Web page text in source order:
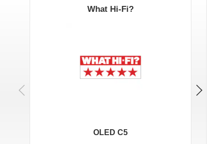
What Hi-Fi?
OLED C5